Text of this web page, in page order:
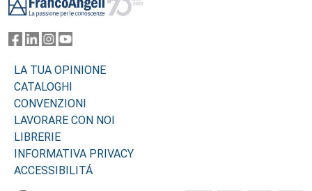
LA TUA OPINIONE
CATALOGHI
CONVENZIONI
LAVORARE CON NOI
LIBRERIE
INFORMATIVA PRIVACY
ACCESSIBILITÁ